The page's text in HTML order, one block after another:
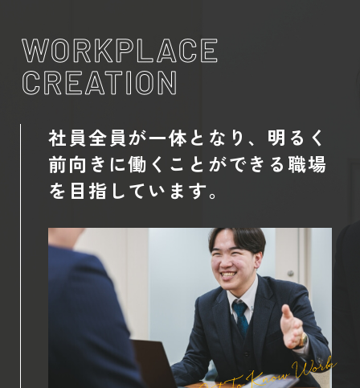
社員全員が一体となり、 明るく
前向きに働くことができる 職場
を目指しています。